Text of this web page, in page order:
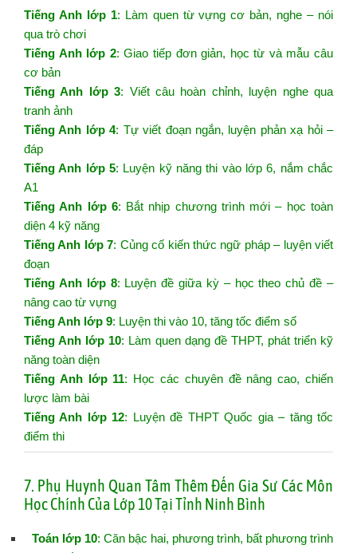
Tiếng Anh lớp 1: Làm quen từ vựng cơ bản, nghe – nói
qua trò chơi
Tiếng Anh lớp 2: Giao tiếp đơn giản, học từ và mẫu câu
cơ bản
Tiếng Anh lớp 3: Viết câu hoàn chỉnh, luyện nghe qua
tranh ảnh
Tiếng Anh lớp 4: Tự viết đoạn ngắn, luyện phản xạ hỏi –
đáp
Tiếng Anh lớp 5: Luyện kỹ năng thi vào lớp 6, nắm chắc
A1
Tiếng Anh lớp 6: Bắt nhịp chương trình mới – học toàn
diện 4 kỹ năng
Tiếng Anh lớp 7: Củng cố kiến thức ngữ pháp – luyện viết
đoạn
Tiếng Anh lớp 8: Luyện đề giữa kỳ – học theo chủ đề –
nâng cao từ vựng
Tiếng Anh lớp 9: Luyện thi vào 10, tăng tốc điểm số
Tiếng Anh lớp 10: Làm quen dạng đề THPT, phát triển kỹ
năng toàn diện
Tiếng Anh lớp 11: Học các chuyên đề nâng cao, chiến
lược làm bài
Tiếng Anh lớp 12: Luyện đề THPT Quốc gia – tăng tốc
điểm thi
7. Phụ Huynh Quan Tâm Thêm Đến Gia Sư Các Môn
Học Chính Của Lớp 10 Tại Tỉnh Ninh Bình
Toán lớp 10: Căn bậc hai, phương trình, bất phương trình